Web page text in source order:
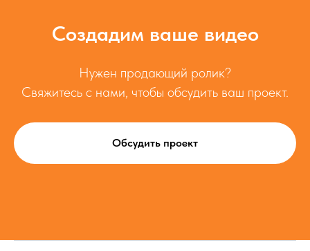
Создадим ваше видео
Нужен продающий ролик?
Свяжитесь с нами, чтобы обсудить ваш проект.
Обсудить проект